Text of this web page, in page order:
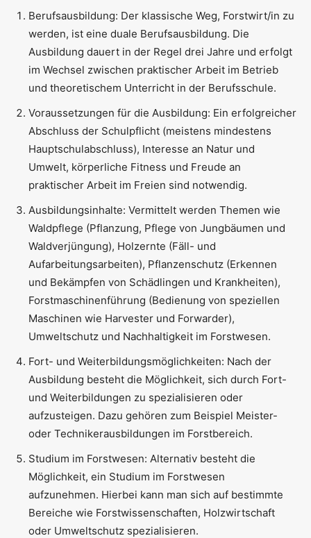
Berufsausbildung: Der klassische Weg, Forstwirt/in zu
werden, ist eine duale Berufsausbildung. Die
Ausbildung dauert in der Regel drei Jahre und erfolgt
im Wechsel zwischen praktischer Arbeit im Betrieb
und theoretischem Unterricht in der Berufsschule.
Voraussetzungen für die Ausbildung: Ein erfolgreicher
Abschluss der Schulpflicht (meistens mindestens
Hauptschulabschluss), Interesse an Natur und
Umwelt, körperliche Fitness und Freude an
praktischer Arbeit im Freien sind notwendig.
Ausbildungsinhalte: Vermittelt werden Themen wie
Waldpflege (Pflanzung, Pflege von Jungbäumen und
Waldverjüngung), Holzernte (Fäll- und
Aufarbeitungsarbeiten), Pflanzenschutz (Erkennen
und Bekämpfen von Schädlingen und Krankheiten),
Forstmaschinenführung (Bedienung von speziellen
Maschinen wie Harvester und Forwarder),
Umweltschutz und Nachhaltigkeit im Forstwesen.
Fort- und Weiterbildungsmöglichkeiten: Nach der
Ausbildung besteht die Möglichkeit, sich durch Fort-
und Weiterbildungen zu spezialisieren oder
aufzusteigen. Dazu gehören zum Beispiel Meister-
oder Technikerausbildungen im Forstbereich.
Studium im Forstwesen: Alternativ besteht die
Möglichkeit, ein Studium im Forstwesen
aufzunehmen. Hierbei kann man sich auf bestimmte
Bereiche wie Forstwissenschaften, Holzwirtschaft
oder Umweltschutz spezialisieren.